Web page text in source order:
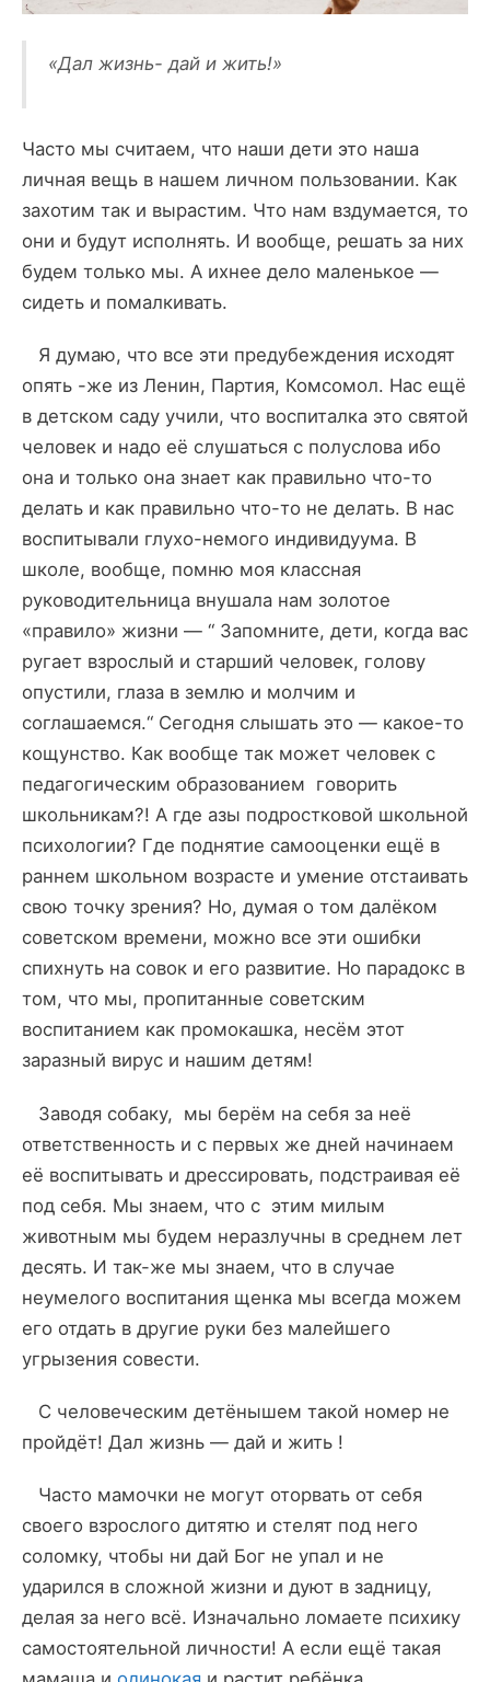
«Дал жизнь- дай и жить!»
Часто мы считаем, что наши дети это наша
личная вещь в нашем личном пользовании. Как
захотим так и вырастим. Что нам вздумается, то
они и будут исполнять. И вообще, решать за них
будем только мы. А ихнее дело маленькое —
сидеть и помалкивать.
Я думаю, что все эти предубеждения исходят
опять -же из Ленин, Партия, Комсомол. Нас ещё
в детском саду учили, что воспиталка это святой
человек и надо её слушаться с полуслова ибо
она и только она знает как правильно что-то
делать и как правильно что-то не делать. В нас
воспитывали глухо-немого индивидуума. В
школе, вообще, помню моя классная
руководительница внушала нам золотое
«правило» жизни — “ Запомните, дети, когда вас
ругает взрослый и старший человек, голову
опустили, глаза в землю и молчим и
соглашаемся.“ Сегодня слышать это — какое-то
кощунство. Как вообще так может человек с
педагогическим образованием говорить
школьникам?! А где азы подростковой школьной
психологии? Где поднятие самооценки ещё в
раннем школьном возрасте и умение отстаивать
свою точку зрения? Но, думая о том далёком
советском времени, можно все эти ошибки
спихнуть на совок и его развитие. Но парадокс в
том, что мы, пропитанные советским
воспитанием как промокашка, несём этот
заразный вирус и нашим детям!
Заводя собаку, мы берём на себя за неё
ответственность и с первых же дней начинаем
её воспитывать и дрессировать, подстраивая её
под себя. Мы знаем, что с этим милым
животным мы будем неразлучны в среднем лет
десять. И так-же мы знаем, что в случае
неумелого воспитания щенка мы всегда можем
его отдать в другие руки без малейшего
угрызения совести.
С человеческим детёнышем такой номер не
пройдёт! Дал жизнь — дай и жить !
Часто мамочки не могут оторвать от себя
своего взрослого дитятю и стелят под него
соломку, чтобы ни дай Бог не упал и не
ударился в сложной жизни и дуют в задницу,
делая за него всё. Изначально ломаете психику
самостоятельной личности! А если ещё такая